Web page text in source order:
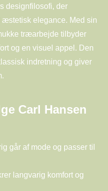
designfilosofi, der
æstetisk elegance. Med sin
træarbejde tilbyder
og en visuel appel. Den
indretning og giver
Carl Hansen
går af mode og passer til
langvarig komfort og